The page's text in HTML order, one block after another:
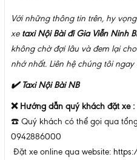
Với những thông tin trên, hy
xe taxi Nội Bài đi Gia Viễn Ninh
không chờ đợi lâu và đem lại
nhớ nhất. Liên hệ chúng tôi
✔️ Taxi Nội Bài NB
❌Hướng dẫn quý khách đặt xe :
☎️ Quý khách có thể gọi qua
0942886000
Đặt xe online qua website: